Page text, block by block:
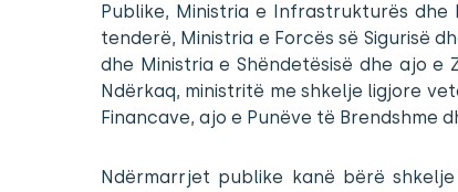
Publike, Ministria e Infrastrukturës
tenderë, Ministria e Forcës së Sigurisë
dhe Ministria e Shëndetësisë dhe ajo e
Ndërkaq, ministritë me shkelje ligjore
Financave, ajo e Punëve të Brendshme
Ndërmarrjet publike kanë bërë